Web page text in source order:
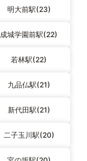
明大前駅(23)
成城学園前駅(22)
若林駅(22)
九品仏駅(21)
新代田駅(21)
二子玉川駅(20)